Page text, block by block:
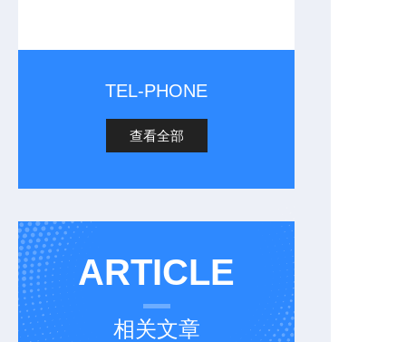
TEL-PHONE
查看全部
ARTICLE
相关文章